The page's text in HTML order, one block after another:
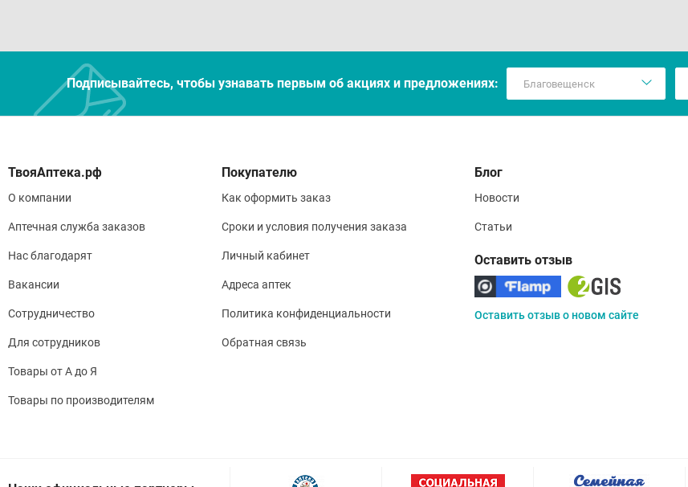
Подписывайтесь, чтобы узнавать первым об акцияx и предложениях:
О компании
Аптечная служба заказов
Нас благодарят
Вакансии
Сотрудничество
Для сотрудников
Товары от А до Я
Товары по производителям
Покупателю
Как оформить заказ
Сроки и условия получения заказа
Личный кабинет
Адреса аптек
Политика конфиденциальности
Обратная связь
Блог
Новости
Статьи
Оставить отзыв
Оставить отзыв о новом сайте